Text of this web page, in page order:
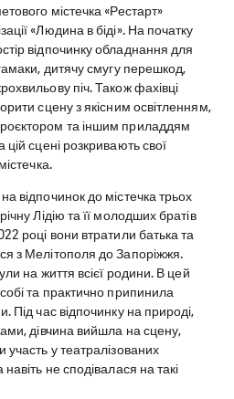
містечка «Рестарт»
«Людина в біді». На початку
відпочинку обладнання для
дитячу смугу перешкод,
піч. Також фахівці
сцену з якісним освітленням,
та іншим приладдям
сцені розкривають свої
відпочинок до містечка трьох
Лідію та її молодших братів
році вони втратили батька та
з Мелітополя до Запоріжжя.
на життя всієї родини. В цей
та практично припинила
Під час відпочинку на природі,
дівчина вийшла на сцену,
у театралізованих
не сподівалася на такі